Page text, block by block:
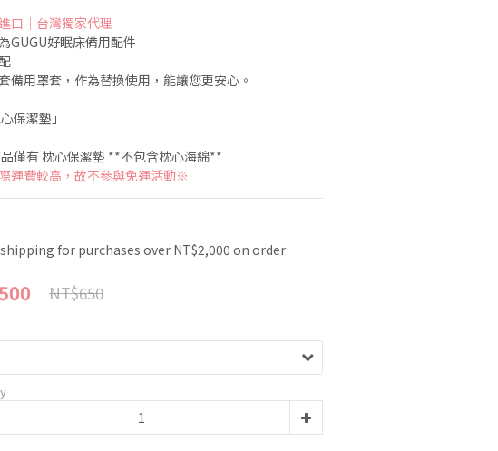
口｜台灣獨家代理
GUGU好眠床備用配件
備用罩套，作為替換使用，能讓您更安心。
保潔墊」
僅有 枕心保潔墊 **不包含枕心海綿**
運費較高，故不參與免運活動※
for purchases over NT$2,000 on order
NT$650